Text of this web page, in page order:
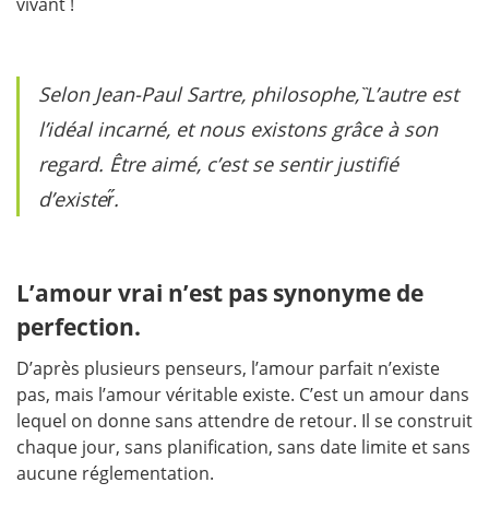
Selon Jean-Paul Sartre, philosophe,̏L’autre est
l’idéal incarné, et nous existons grâce à son
regard. Être aimé, c’est se sentir justifié
d’exister̋.
L’amour vrai n’est pas synonyme de
perfection.
D’après plusieurs penseurs, l’amour parfait n’existe
pas, mais l’amour véritable existe. C’est un amour dans
lequel on donne sans attendre de retour. Il se construit
chaque jour, sans planification, sans date limite et sans
aucune réglementation.